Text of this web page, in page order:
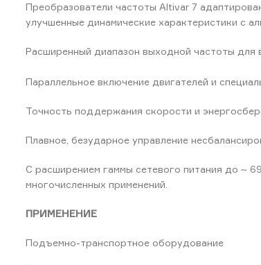
Преобразователи частоты Altivar 7
улучшенные динамические характеристики с
Расширенный диапазон выходной частоты для
Параллельное включение двигателей и
Точность поддержания скорости и
Плавное, безударное управление
С расширением гаммы сетевого питания до ~
многочисленных применений.
ПРИМЕНЕНИЕ
Подъемно-транспортное оборудование